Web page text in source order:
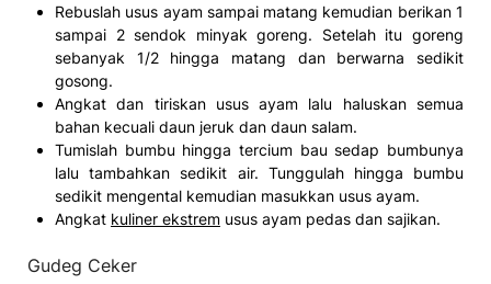
Rebuslah usus ayam sampai matang kemudian berikan 1
sampai 2 sendok minyak goreng. Setelah itu goreng
sebanyak 1/2 hingga matang dan berwarna sedikit
gosong.
Angkat dan tiriskan usus ayam lalu haluskan semua
bahan kecuali daun jeruk dan daun salam.
Tumislah bumbu hingga tercium bau sedap bumbunya
lalu tambahkan sedikit air. Tunggulah hingga bumbu
sedikit mengental kemudian masukkan usus ayam.
Angkat kuliner ekstrem usus ayam pedas dan sajikan.
Gudeg Ceker